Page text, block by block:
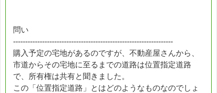
問い
------------------------------------------------------------------
購入予定の宅地があるのですが、不動産屋さんから、
市道からその宅地に至るまでの道路は位置指定道路
で、所有権は共有と聞きました。
この「位置指定道路」とはどのようなものなのでしょ